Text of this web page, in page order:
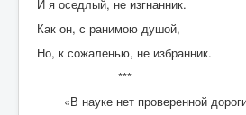
И я оседлый, не изгнанник.
Как он, с ранимою душой,
Но, к сожаленью, не избранник.
***
«В науке нет проверенной